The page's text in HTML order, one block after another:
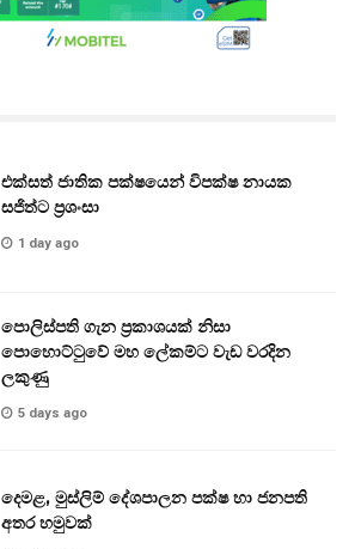
එක්සත් ජාතික පක්ෂයෙන් විපක්ෂ නායක
සජිත්ට ප්‍රශංසා
1 day ago
පොලිස්පති ගැන ප්‍රකාශයක් නිසා
පොහොට්ටුවේ මහ ලේකම්ට වැඩ වරදින
ලකුණු
5 days ago
දෙමළ, මුස්ලිම් දේශපාලන පක්ෂ හා ජනපති
අතර හමුවක්